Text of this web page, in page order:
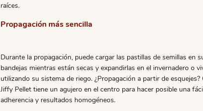
raíces.
Propagación más sencilla
Durante la propagación, puede cargar las pastillas de semillas en
bandejas mientras están secas y expandirlas en el invernadero o
utilizando su sistema de riego. ¿Propagación a partir de esquejes?
Jiffy Pellet tiene un agujero en el centro para hacer posible una
adherencia y resultados homogéneos.